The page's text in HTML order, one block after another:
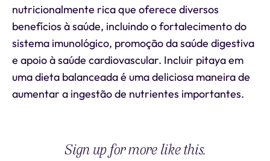
nutricionalmente rica que oferece diversos
benefícios à saúde, incluindo o fortalecimento do
sistema imunológico, promoção da saúde digestiva
e apoio à saúde cardiovascular. Incluir pitaya em
uma dieta balanceada é uma deliciosa maneira de
aumentar a ingestão de nutrientes importantes.
Sign up for more like this.